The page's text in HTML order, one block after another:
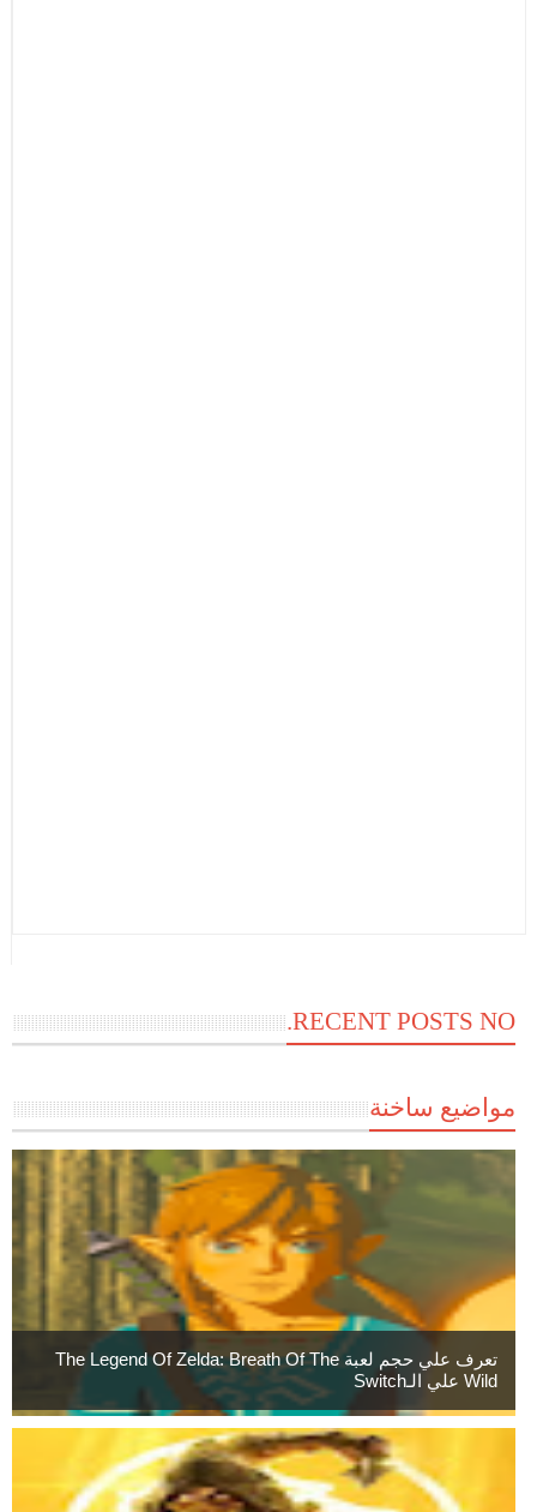
RECENT POSTS NO.
مواضيع ساخنة
تعرف علي حجم لعبة The Legend Of Zelda: Breath Of The
Wild علي الـSwitch